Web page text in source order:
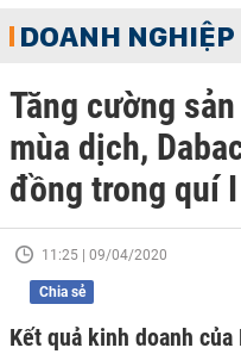
DOANH NGHIỆP
Tăng cường
mùa dịch,
đồng trong quí I
11:25 | 09/04/2020
Chia sẻ
Kết quả kinh doanh